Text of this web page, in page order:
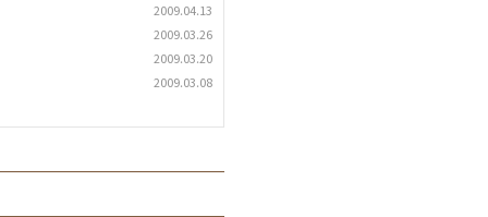
2009.04.13
2009.03.26
2009.03.20
2009.03.08